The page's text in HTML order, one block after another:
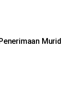
Murid